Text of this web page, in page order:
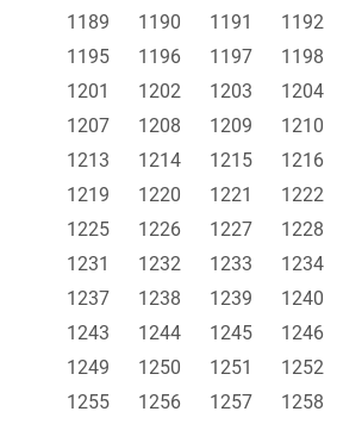
1189
1190 1191 1192
1195
1196 1197 1198
1201
1202 1203 1204
1207
1208 1209 1210
1213
1214 1215 1216
1219
1220 1221 1222
1225
1226 1227 1228
1231
1232 1233 1234
1237
1238 1239 1240
1243
1244 1245 1246
1249
1250 1251 1252
1255
1256 1257 1258